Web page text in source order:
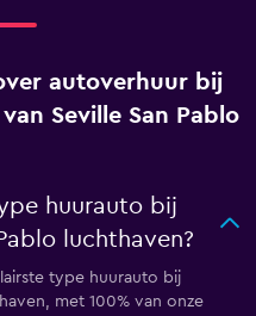
autoverhuur bij
Seville San Pablo
huurauto bij
luchthaven?
type huurauto bij
met 100% van onze